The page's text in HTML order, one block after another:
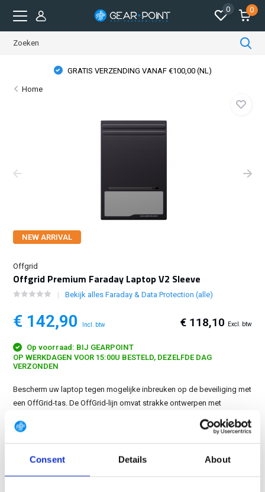
Consent Details About
0 0
GRATIS VERZENDING VANAF €100,00 (NL)
Home
NEW ARRIVAL
Offgrid
Offgrid Premium Faraday Laptop V2 Sleeve
Bekijk alles Faraday & Data Protection (alle)
€ 142,90 Incl. btw € 118,10 Excl. btw
Op voorraad: BIJ GEARPOINT
OP WERKDAGEN VOOR 15:00U BESTELD, DEZELFDE DAG
VERZONDEN
Bescherm uw laptop tegen mogelijke inbreuken op de beveiliging met
een OffGrid-tas. De OffGrid-lijn omvat strakke ontwerpen met
enkelvoudig klittenband-sluitingsmechanisme....
Toon meer
GRATIS LEVERING VANAF € 100
14 DAGEN RETOURTERMIJN